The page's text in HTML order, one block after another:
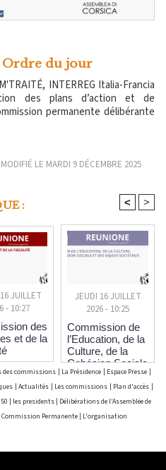
du jour
des plans d’action et de
permanente délibérante
LE MARDI 9 DÉCEMBRE 2025
: < >
JUILLET
- 10:27
des
et de la
JEUDI 16 JUILLET
2026 - 10:25
Commission de
l’Education, de la
Culture, de la
Cohésion Sociale
et des Enjeux
Sociétaux
des commissions | La Présidence | Espace Presse |
| Actualités | Les commissions | Plan d'accès |
| les presidents | Délibérations de l'Assemblée de
Commission Permanente | L'organisation